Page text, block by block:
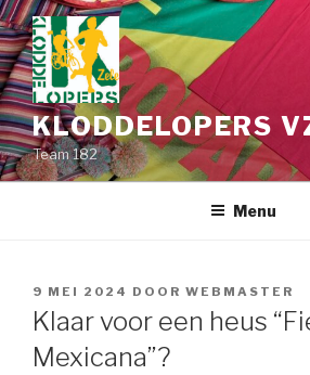
Spring
naar
de
inhoud
KLODDELOPERS
Team 182
Menu
GEPLAATST
OP
9 MEI 2024 DOOR WEBMASTER
Klaar voor een heus
Mexicana”?